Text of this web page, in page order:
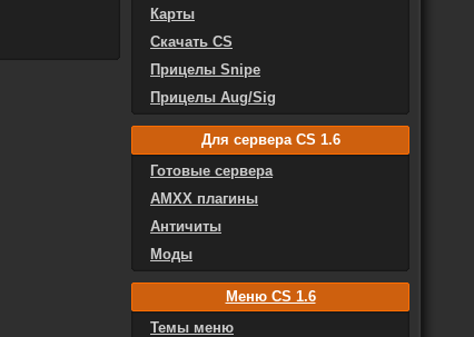
Карты
Скачать CS
Прицелы Snipe
Прицелы Aug/Sig
Для сервера CS 1.6
Готовые сервера
AMXX плагины
Античиты
Моды
Меню CS 1.6
Темы меню